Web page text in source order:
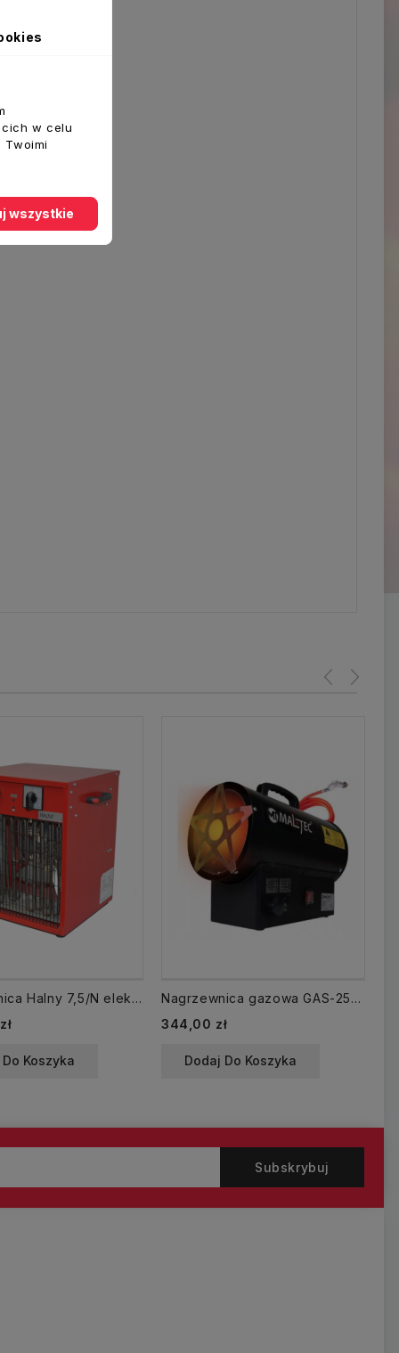
Nagrzewnica Halny 7,5/N elektryczna 5/7,5 kW Elektrotermia
Koszyka
Nagrzewnica gazowa GAS-2500Mt termostat 25kW
Cena
344,00 zł
Dodaj Do Koszyka
w celu
wszystkie